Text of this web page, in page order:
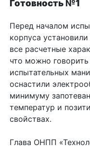
Готовность №1
Перед началом
корпуса
все расчетные
что можно
испытательных
оснастили
минимуму
температур и
свойствах.
Глава ОНПП